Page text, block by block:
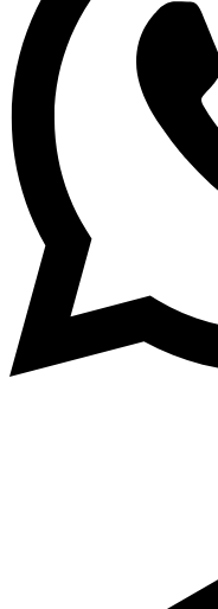
رطوبت بالای هوا نیز
پورت ها وجود نخواهد
داشت. همچنین به واسطه سوئیچ مخصوص (LED) در نظر گرفته
نورپردازی برای کاربر